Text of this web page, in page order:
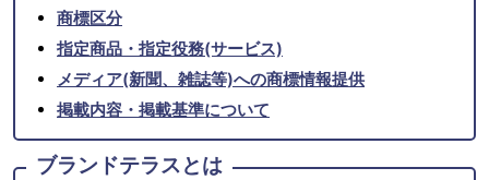
商標区分
指定商品・指定役務(サービス)
メディア(新聞、雑誌等)への商標情報提供
掲載内容・掲載基準について
ブランドテラスとは